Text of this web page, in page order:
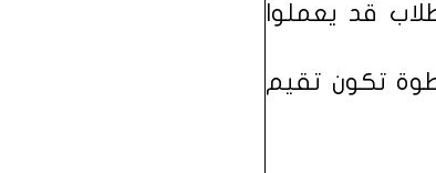
قد يعملوا
تكون تقيم